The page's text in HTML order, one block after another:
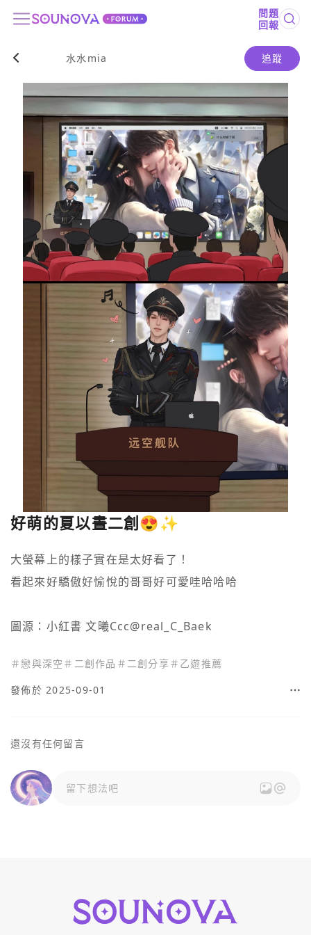
問題
回報
水水mia 追蹤
好萌的夏以晝二創😍✨
大螢幕上的樣子實在是太好看了！
看起來好驕傲好愉悅的哥哥好可愛哇哈哈哈
圖源：小紅書 文曦Ccc@real_C_Baek
＃ 戀與深空 ＃ 二創作品 ＃ 二創分享＃ 乙遊推薦
發佈於 2025-09-01
還沒有任何留言
留下想法吧